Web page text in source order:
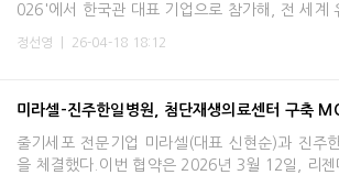
026'에서 한국관 대표 기업으로 참가해, 전 세계
정선영 26-04-18 18:12
미라셀–진주한일병원, 첨단재생의료센터 구축
줄기세포 전문기업 미라셀(대표 신현순)과 진주
을 체결했다.이번 협약은 2026년 3월 12일, 리